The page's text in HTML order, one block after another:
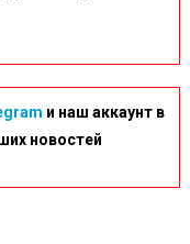
и наш аккаунт в
новостей